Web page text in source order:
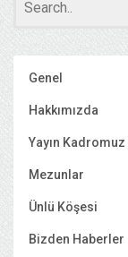
Genel
Hakkımızda
Yayın Kadromuz
Mezunlar
Ünlü Köşesi
Bizden Haberler